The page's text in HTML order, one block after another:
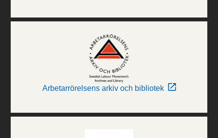
Arbetarrörelsens arkiv och bibliotek